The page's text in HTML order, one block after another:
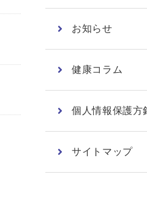
お知らせ
健康コラム
個人情報保護方
サイトマップ